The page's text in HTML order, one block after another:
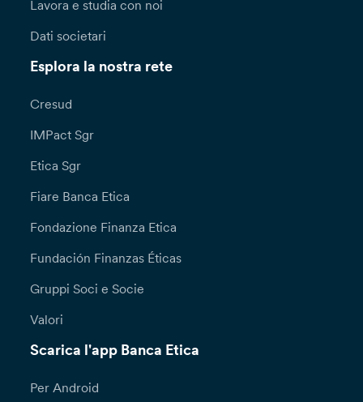
Lavora e studia con noi
Dati societari
Esplora la nostra rete
Cresud
IMPact Sgr
Etica Sgr
Fiare Banca Etica
Fondazione Finanza Etica
Fundación Finanzas Éticas
Gruppi Soci e Socie
Valori
Scarica l'app Banca Etica
Per Android